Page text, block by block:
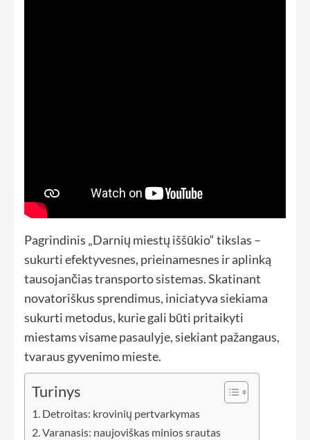
Pagrindinis „Darnių miestų iššūkio“ tikslas –
sukurti efektyvesnes, prieinamesnes ir aplinką
tausojančias transporto sistemas. Skatinant
novatoriškus sprendimus, iniciatyva siekiama
sukurti metodus, kurie gali būti pritaikyti
miestams visame pasaulyje, siekiant pažangaus,
tvaraus gyvenimo mieste.
Turinys
Detroitas: krovinių pertvarkymas
Varanasis: naujoviškas minios srautas